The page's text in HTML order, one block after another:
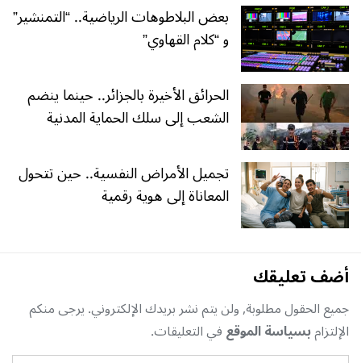
بعض البلاطوهات الرياضية.. “التمنشير”
و “كلام القهاوي”
الحرائق الأخيرة بالجزائر.. حينما ينضم
الشعب إلى سلك الحماية المدنية
تجميل الأمراض النفسية.. حين تتحول
المعاناة إلى هوية رقمية
أضف تعليقك
جميع الحقول مطلوبة, ولن يتم نشر بريدك الإلكتروني. يرجى منكم
الإلتزامبسياسة الموقعفي التعليقات.